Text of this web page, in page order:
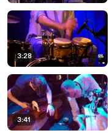
3:28
3:41